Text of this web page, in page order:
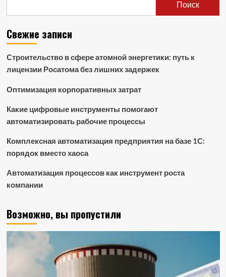
Поиск
Свежие записи
Строительство в сфере атомной энергетики: путь к
лицензии Росатома без лишних задержек
Оптимизация корпоративных затрат
Какие цифровые инструменты помогают
автоматизировать рабочие процессы
Комплексная автоматизация предприятия на базе 1С:
порядок вместо хаоса
Автоматизация процессов как инструмент роста
компании
Возможно, вы пропустили